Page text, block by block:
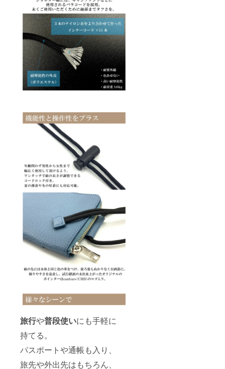
旅行や普段使いにも手軽に
持てる。
パスポートや通帳も入り、
旅先や外出先はもちろん、